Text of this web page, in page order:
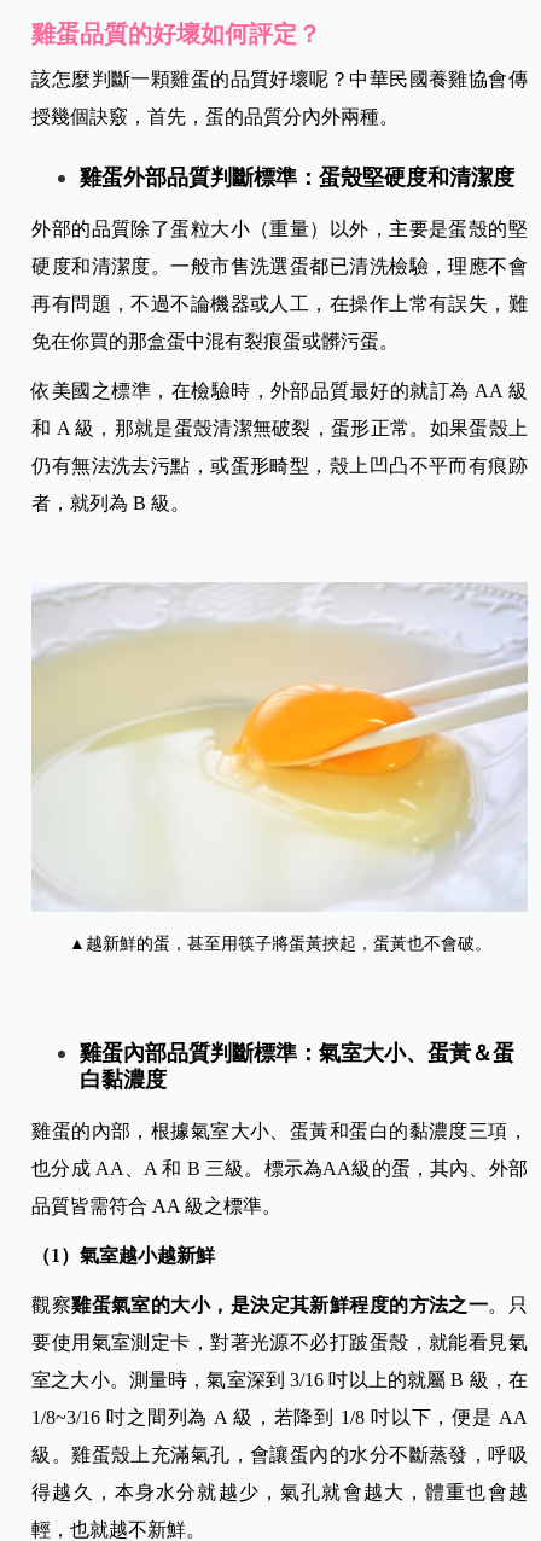
雞蛋品質的好壞如何評定？
該怎麼判斷一顆雞蛋的品質好壞呢？中華民國養雞協會傳
授幾個訣竅，首先，蛋的品質分內外兩種。
雞蛋外部品質判斷標準：蛋殼堅硬度和清潔度
外部的品質除了蛋粒大小（重量）以外，主要是蛋殼的堅
硬度和清潔度。一般市售洗選蛋都已清洗檢驗，理應不會
再有問題，不過不論機器或人工，在操作上常有誤失，難
免在你買的那盒蛋中混有裂痕蛋或髒污蛋。
依美國之標準，在檢驗時，外部品質最好的就訂為 AA 級
和 A 級，那就是蛋殼清潔無破裂，蛋形正常。如果蛋殼上
仍有無法洗去污點，或蛋形畸型，殼上凹凸不平而有痕跡
者，就列為 B 級。
▲越新鮮的蛋，甚至用筷子將蛋黃挾起，蛋黃也不會破。
雞蛋內部品質判斷標準：氣室大小、蛋黃＆蛋
白黏濃度
雞蛋的內部，根據氣室大小、蛋黃和蛋白的黏濃度三項，
也分成 AA、A 和 B 三級。標示為AA級的蛋，其內、外部
品質皆需符合 AA 級之標準。
（1）氣室越小越新鮮
觀察雞蛋氣室的大小，是決定其新鮮程度的方法之一。只
要使用氣室測定卡，對著光源不必打跛蛋殼，就能看見氣
室之大小。測量時，氣室深到 3/16 吋以上的就屬 B 級，在
1/8~3/16 吋之間列為 A 級，若降到 1/8 吋以下，便是 AA
級。雞蛋殼上充滿氣孔，會讓蛋內的水分不斷蒸發，呼吸
得越久，本身水分就越少，氣孔就會越大，體重也會越
輕，也就越不新鮮。